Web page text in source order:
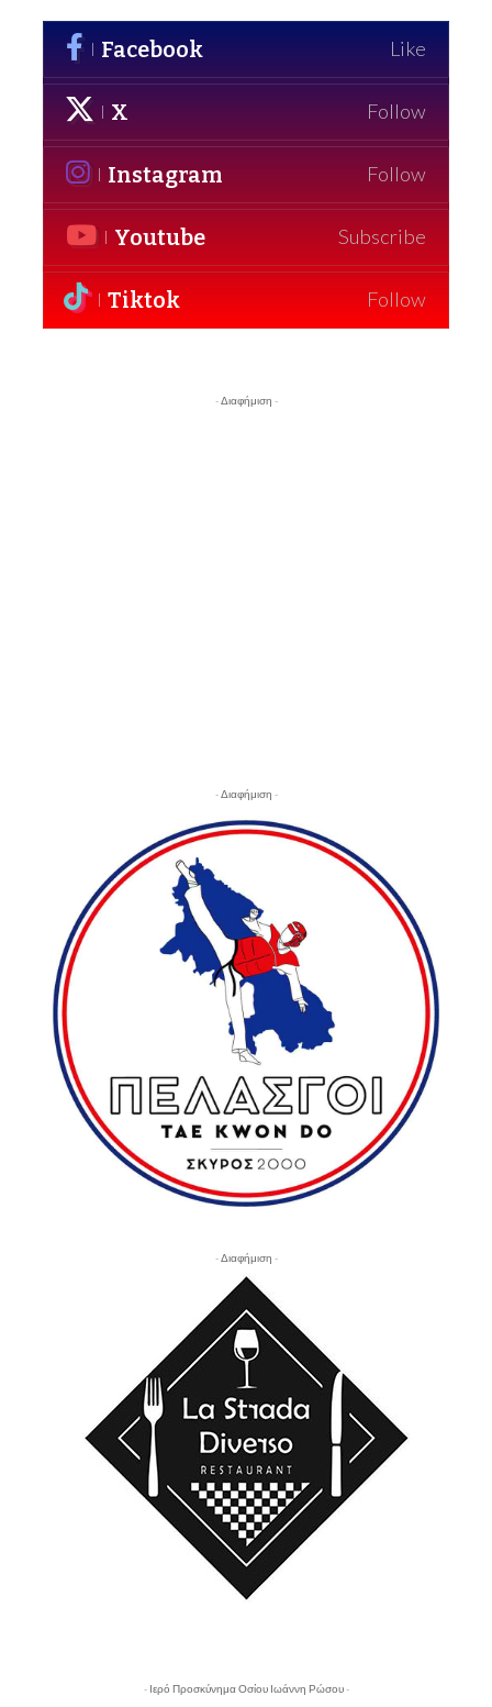
Facebook Like
X Follow
Instagram Follow
Youtube Subscribe
Tiktok Follow
- Διαφήμιση -
- Διαφήμιση -
- Διαφήμιση -
- Ιερό Προσκύνημα Οσίου Ιωάννη Ρώσου -